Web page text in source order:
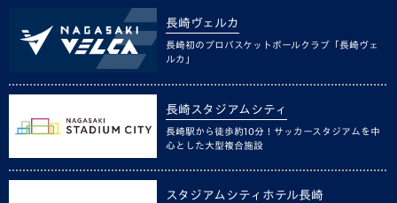
長崎ヴェルカ
長崎初のプロバスケットボールクラブ「長崎ヴェ
ルカ」
長崎スタジアムシティ
長崎駅から徒歩約10分！サッカースタジアムを中
心とした大型複合施設
スタジアムシティホテル長崎